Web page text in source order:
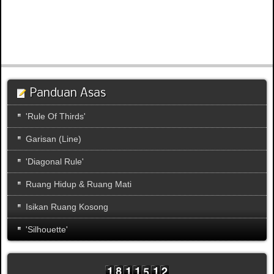
Panduan Asas
'Rule Of Thirds'
Garisan (Line)
'Diagonal Rule'
Ruang Hidup & Ruang Mati
Isikan Ruang Kosong
'Silhouette'